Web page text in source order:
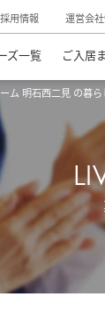
用情報 運営会
ズ一覧 ご入居
ム 明石西二見 の暮